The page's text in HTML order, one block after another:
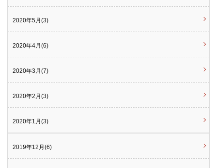
2020年5月(3)
2020年4月(6)
2020年3月(7)
2020年2月(3)
2020年1月(3)
2019年12月(6)